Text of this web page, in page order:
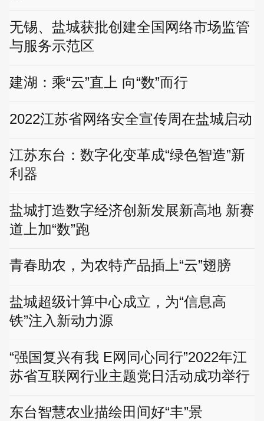
无锡、盐城获批创建全国网络市场监管
与服务示范区
建湖：乘“云”直上 向“数”而行
2022江苏省网络安全宣传周在盐城启动
江苏东台：数字化变革成“绿色智造”新
利器
盐城打造数字经济创新发展新高地 新赛
道上加“数”跑
青春助农，为农特产品插上“云”翅膀
盐城超级计算中心成立，为“信息高
铁”注入新动力源
“强国复兴有我 E网同心同行”2022年江
苏省互联网行业主题党日活动成功举行
东台智慧农业描绘田间好“丰”景